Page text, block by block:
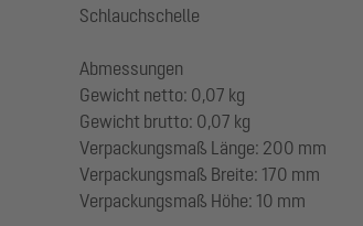
Schlauchschelle
Abmessungen
Gewicht netto: 0,07 kg
Gewicht brutto: 0,07 kg
Verpackungsmaß Länge: 200 mm
Verpackungsmaß Breite: 170 mm